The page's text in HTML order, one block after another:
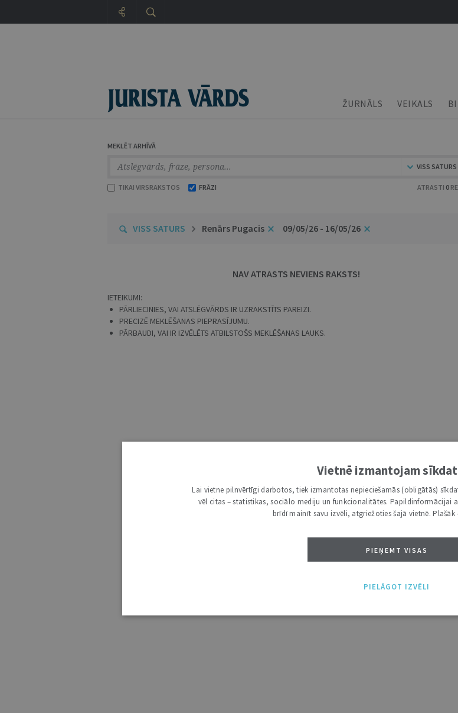
ŽURNĀLS VEIKALS
MEKLĒT ARHĪVĀ
VISS SATURS
TIKAI VIRSRAKSTOS FRĀZI ATRASTI 0
VISS SATURS Renārs Pugacis 09/05/26 - 16/05/26
NAV ATRASTS NEVIENS RAKSTS!
IETEIKUMI:
PĀRLIECINIES, VAI ATSLĒGVĀRDS IR UZRAKSTĪTS PAREIZI.
PRECIZĒ MEKLĒŠANAS PIEPRASĪJUMU.
PĀRBAUDI, VAI IR IZVĒLĒTS ATBILSTOŠS MEKLĒŠANAS LAUKS.
Vietnē izmantojam
Lai vietne pilnvērtīgi darbotos, tiek izmantotas nepieciešamās (obligātās)
vēl citas – statistikas, sociālo mediju un funkcionalitātes. Papildinformācijai
brīdī mainīt savu izvēli, atgriežoties šajā vietnē. Plašāk
PIEŅEMT VISAS
PIELĀGOT IZVĒLI